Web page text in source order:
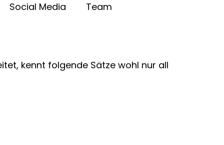
Social Media Team
kennt folgende Sätze wohl nur all